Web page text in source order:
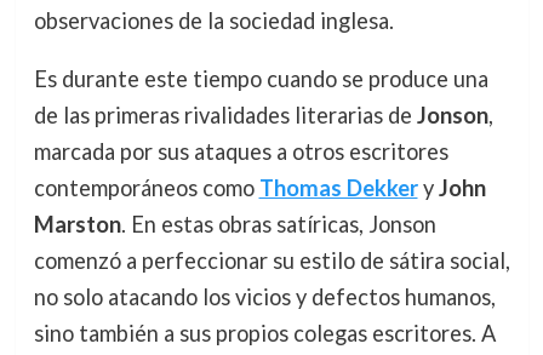
observaciones de la sociedad inglesa.
Es durante este tiempo cuando se produce una
de las primeras rivalidades literarias de Jonson,
marcada por sus ataques a otros escritores
contemporáneos como Thomas DekkeryJohn
Marston. En estas obras satíricas, Jonson
comenzó a perfeccionar su estilo de sátira social,
no solo atacando los vicios y defectos humanos,
sino también a sus propios colegas escritores. A